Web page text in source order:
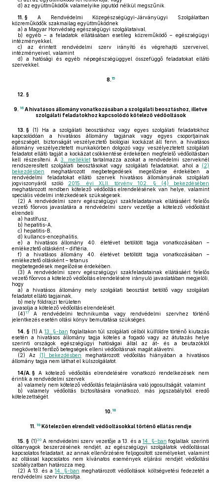
d) az együttműködők valamelyike jogutód nélkül megszűnik.
11. § A Rendvédelmi Közegészségügyi-Járványügyi Szolgálatban
közreműködők szakmailag együttműködnek
a) a Magyar Honvédség egészségügyi szolgálataival,
b) egyéb – a feladatok ellátásában esetileg közreműködő – egészségügyi
intézményekkel,
c) az érintett rendvédelmi szerv irányító és végrehajtó szerveivel,
intézményeivel, valamint
d) a hatósági és egyéb népegészségüggyel összefüggő feladatokat ellátó
szervekkel.
8.15
12. §
9. 16 A hivatásos állomány vonatkozásában a szolgálati beosztáshoz, illetve
szolgálati feladatokhoz kapcsolódó kötelező védőoltások
13. § (1)
Ha a szolgálati beosztáshoz vagy egyes szolgálati feladatokhoz
kapcsolódóan a hivatásos állomány tagjának vagy egyes csoportjainak
egészségét, biztonságát veszélyeztető biológiai kockázat áll fenn, a hivatásos
állomány veszélyeztetett munkakörben dolgozó vagy veszélyeztetett szolgálati
feladatot ellátó tagját a kockázat csökkentése érdekében megfelelő védőoltásban
kell részesíteni. A 3. melléklettartalmazza azokat a rendvédelmi szerveknél
rendszeresített szolgálati beosztásokat vagy szolgálati feladatokat, ahol a (2)
bekezdésben meghatározott megbetegedések megelőzése érdekében a
rendvédelmi feladatokat ellátó szervek hivatásos állományának szolgálati
jogviszonyáról szóló 2015. évi XLII. törvény 102. § (4) bekezdésében
meghatározott rendben kötelező védőoltás elrendelésének van helye, valamint
speciális védelmi intézkedések szükségesek.
(2) A rendvédelmi szerv egészségügyi szakfeladatainak ellátásáért felelős
vezető főorvos javaslatára a rendvédelmi szerv vezetője a kötelező védőoltást
elrendeli
a) hastífusz,
b) hepatitis-A,
c) hepatitis-B,
d) kullancs-encephalitis,
e) a hivatásos állomány 40. életévet betöltött tagja vonatkozásában –
emlékeztető oltásként – diftéria,
f) a hivatásos állomány 40. életévet betöltött tagja vonatkozásában –
emlékeztető oltásként – tetanus
megbetegedések megelőzése érdekében.
(3) A rendvédelmi szerv egészségügyi szakfeladatainak ellátásáért felelős
vezető főorvos a kötelező védőoltás elrendelésére irányuló javaslatában megjelöli,
hogy
a) a hivatásos állomány mely szolgálati beosztást betöltő vagy szolgálati
feladatot ellátó tagjainak,
b) mely földrajzi területen
javasolja a kötelező védőoltás elrendelését.
(4) 17
A rendvédelmi technikumba vagy rendvédelmi szervhez történő
jelentkezés esetén oltási könyv bemutatása szükséges.
14. § (1) A13. §-ban foglaltakon túl szolgálati célból külföldre történő kiutazás
esetén a hivatásos állomány tagja köteles a fogadó vagy az átutazás helye
szerinti országok egészségügyi hatóságai által az át- és a beutazóktól
megkövetelt fertőző betegségek elleni védőoltásnak magát alávetni.
(2) Az (1) bekezdésben
meghatározott védőoltás hiányában a hivatásos
állomány tagja nem láthat el külszolgálatot.
14/A. § A kötelező védőoltás elrendelésére vonatkozó rendelkezések nem
érintik a rendvédelmi szervek
a) valamely nem kötelező védőoltás felajánlására való jogosultságát, valamint
b) valamely védőoltás biztosítására vonatkozó, más jogszabályból eredő
kötelezettségét.
10.18
11. 19Kötelezően elrendelt védőoltásokkal történő ellátás rendje
15. § (1)20A rendvédelmi szerv vezetője a 13. és a14. §-ban foglaltak szerinti
oltóanyagok beszerzésének rendjét, az egészségügyi szolgálatok védőoltással
kapcsolatos feladatait, az annak ellenőrzésére feljogosított személyeket, valamint
az oltással kapcsolatos nem kívánatos események eljárási rendjét védőoltási
szabályzatban határozza meg.
(2) A 13. és a14. §-ban meghatározott védőoltások költségvetési fedezetét a
rendvédelmi szerv biztosítja.